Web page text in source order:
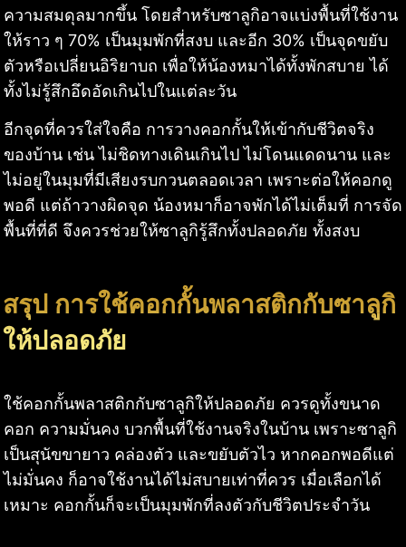
ความสมดุลมากขึ้น โดยสำหรับซาลูกิอาจแบ่งพื้นที่ใช้งาน
ให้ราว ๆ 70% เป็นมุมพักที่สงบ และอีก 30% เป็นจุดขยับ
ตัวหรือเปลี่ยนอิริยาบถ เพื่อให้น้องหมาได้ทั้งพักสบาย ได้
ทั้งไม่รู้สึกอึดอัดเกินไปในแต่ละวัน
อีกจุดที่ควรใส่ใจคือ การวางคอกกั้นให้เข้ากับชีวิตจริง
ของบ้าน เช่น ไม่ชิดทางเดินเกินไป ไม่โดนแดดนาน และ
ไม่อยู่ในมุมที่มีเสียงรบกวนตลอดเวลา เพราะต่อให้คอกดู
พอดี แต่ถ้าวางผิดจุด น้องหมาก็อาจพักได้ไม่เต็มที่ การจัด
พื้นที่ที่ดี จึงควรช่วยให้ซาลูกิรู้สึกทั้งปลอดภัย ทั้งสงบ
สรุป การใช้คอกกั้นพลาสติกกับซาลูกิ
ให้ปลอดภัย
ใช้คอกกั้นพลาสติกกับซาลูกิให้ปลอดภัย ควรดูทั้งขนาด
คอก ความมั่นคง บวกพื้นที่ใช้งานจริงในบ้าน เพราะซาลูกิ
เป็นสุนัขขายาว คล่องตัว และขยับตัวไว หากคอกพอดีแต่
ไม่มั่นคง ก็อาจใช้งานได้ไม่สบายเท่าที่ควร เมื่อเลือกได้
เหมาะ คอกกั้นก็จะเป็นมุมพักที่ลงตัวกับชีวิตประจำวัน